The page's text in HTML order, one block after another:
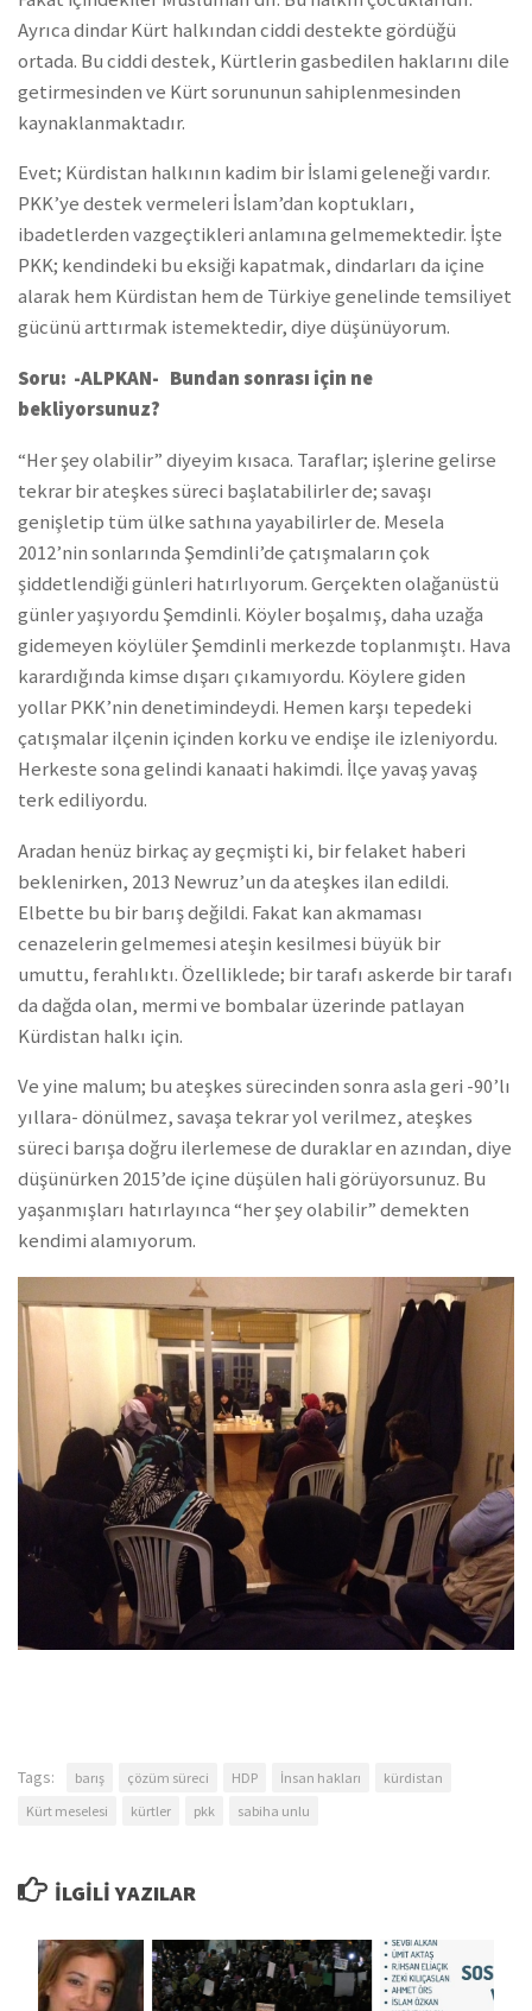
Ayrıca dindar Kürt halkından ciddi destekte gördüğü
ortada. Bu ciddi destek, Kürtlerin gasbedilen haklarını dile
getirmesinden ve Kürt sorununun sahiplenmesinden
kaynaklanmaktadır.
Evet; Kürdistan halkının kadim bir İslami geleneği vardır.
PKK’ye destek vermeleri İslam’dan koptukları,
ibadetlerden vazgeçtikleri anlamına gelmemektedir. İşte
PKK; kendindeki bu eksiği kapatmak, dindarları da içine
alarak hem Kürdistan hem de Türkiye genelinde temsiliyet
gücünü arttırmak istemektedir, diye düşünüyorum.
Soru: -ALPKAN- Bundan sonrası için ne
bekliyorsunuz?
“Her şey olabilir” diyeyim kısaca. Taraflar; işlerine gelirse
tekrar bir ateşkes süreci başlatabilirler de; savaşı
genişletip tüm ülke sathına yayabilirler de. Mesela
2012’nin sonlarında Şemdinli’de çatışmaların çok
şiddetlendiği günleri hatırlıyorum. Gerçekten olağanüstü
günler yaşıyordu Şemdinli. Köyler boşalmış, daha uzağa
gidemeyen köylüler Şemdinli merkezde toplanmıştı. Hava
karardığında kimse dışarı çıkamıyordu. Köylere giden
yollar PKK’nin denetimindeydi. Hemen karşı tepedeki
çatışmalar ilçenin içinden korku ve endişe ile izleniyordu.
Herkeste sona gelindi kanaati hakimdi. İlçe yavaş yavaş
terk ediliyordu.
Aradan henüz birkaç ay geçmişti ki, bir felaket haberi
beklenirken, 2013 Newruz’un da ateşkes ilan edildi.
Elbette bu bir barış değildi. Fakat kan akmaması
cenazelerin gelmemesi ateşin kesilmesi büyük bir
umuttu, ferahlıktı. Özelliklede; bir tarafı askerde bir tarafı
da dağda olan, mermi ve bombalar üzerinde patlayan
Kürdistan halkı için.
Ve yine malum; bu ateşkes sürecinden sonra asla geri -90’lı
yıllara- dönülmez, savaşa tekrar yol verilmez, ateşkes
süreci barışa doğru ilerlemese de duraklar en azından, diye
düşünürken 2015’de içine düşülen hali görüyorsunuz. Bu
yaşanmışları hatırlayınca “her şey olabilir” demekten
kendimi alamıyorum.
Tags: barış çözüm süreci HDP İnsan hakları
kürdistan
Kürt meselesi
kürtler pkk sabiha unlu
İLGILI YAZILAR